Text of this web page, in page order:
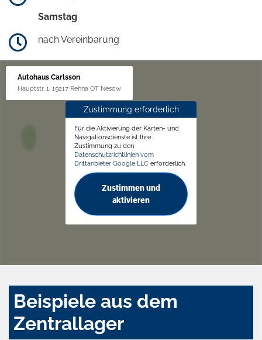
Samstag
nach Vereinbarung
Autohaus Carlsson
Hauptstr. 1, 19217 Rehna OT Nesow
Zustimmung erforderlich
Für die Aktivierung der Karten- und
Navigationsdienste ist Ihre
Zustimmung zu den
Datenschutzrichtlinien vom
Drittanbieter Google LLC erforderlich.
Zustimmen und
aktivieren
Beispiele aus dem
Zentrallager